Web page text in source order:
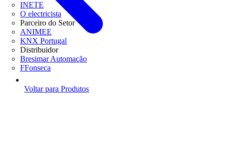
INETE
O electricista
Parceiro do Setor
ANIMEE
KNX Portugal
Distribuidor
Bresimar Automação
FFonseca
Voltar para Produtos